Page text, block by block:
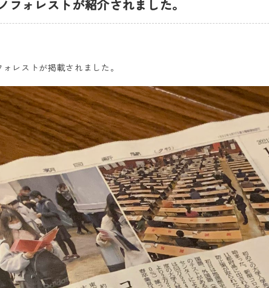
フォレストが紹介されました。
レストが掲載されました。